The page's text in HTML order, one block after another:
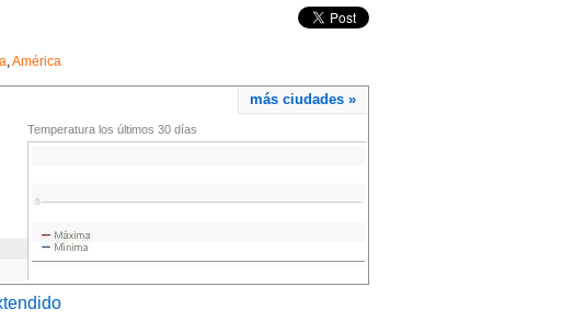
,América
más ciudades »
Temperatura los últimos 30 días